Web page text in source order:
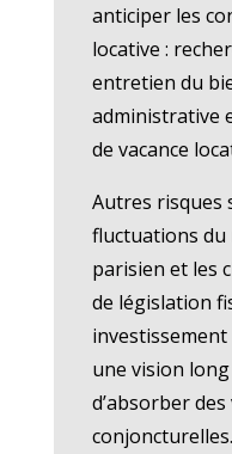
anticiper les
locative :
entretien du
administrative
de vacance
Autres risques
fluctuations du
parisien et les
de législation
une vision
d’absorber